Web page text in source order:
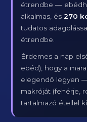
étrendbe —
alkalmas, és270
tudatos
étrendbe.
Érdemes a nap
ebéd), hogy a
elegendő legyen
makróját (fehérje,
tartalmazó étellel